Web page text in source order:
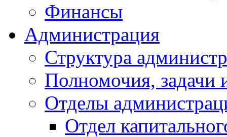
Финансы
Администрация
Структура
Полномочия, задачи
Отделы
Отдел